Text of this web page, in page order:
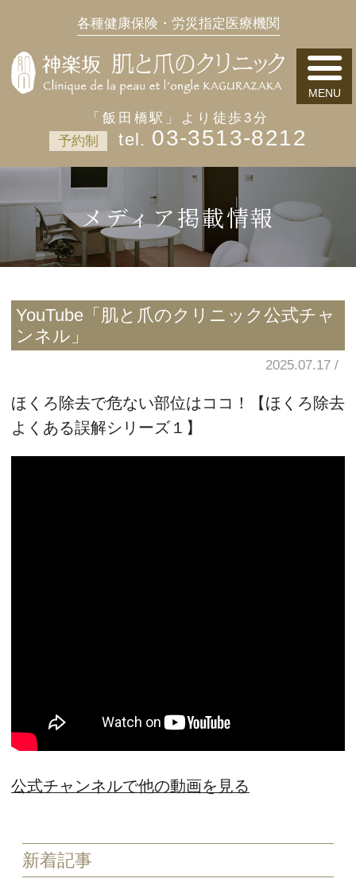
各種健康保険・労災指定医療機関
「飯田橋駅」より徒歩3分
予約制
03-3513-8212
メディア掲載情報
YouTube「肌と爪のクリニック公式チャ
ンネル」
2025.07.17
ほくろ除去で危ない部位はココ！【ほくろ除去
よくある誤解シリーズ１】
公式チャンネルで他の動画を見る
新着記事